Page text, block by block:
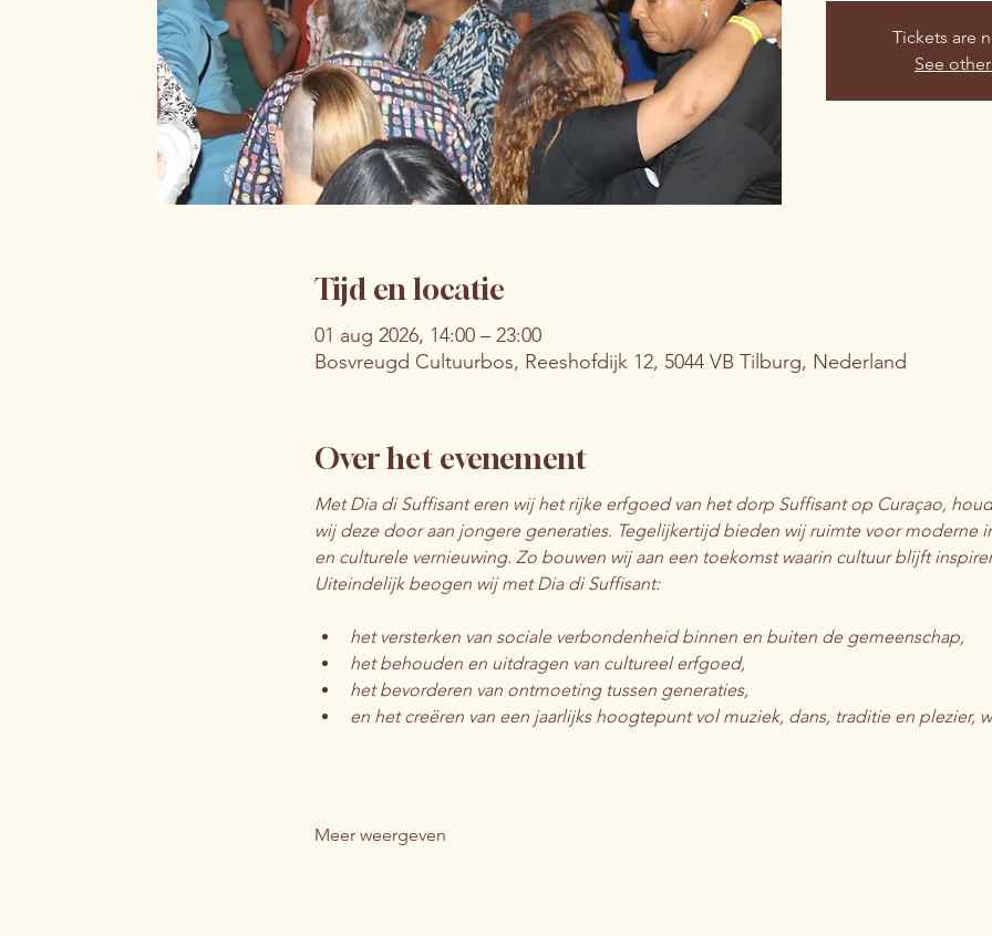
Tickets are
See
Tijd en locatie
01 aug 2026, 14:00 – 23:00
Bosvreugd Cultuurbos, Reeshofdijk 12, 5044 VB Tilburg, Nederland
Over het evenement
Met Dia di Suffisant eren wij het rijke erfgoed van het dorp Suffisant op Curaçao,
wij deze door aan jongere generaties. Tegelijkertijd bieden wij ruimte voor moderne
en culturele vernieuwing. Zo bouwen wij aan een toekomst waarin cultuur blijft
Uiteindelijk beogen wij met Dia di Suffisant:
het versterken van sociale verbondenheid binnen en buiten de gemeenschap,
het behouden en uitdragen van cultureel erfgoed,
het bevorderen van ontmoeting tussen generaties,
en het creëren van een jaarlijks hoogtepunt vol muziek, dans, traditie en plezier,
Meer weergeven